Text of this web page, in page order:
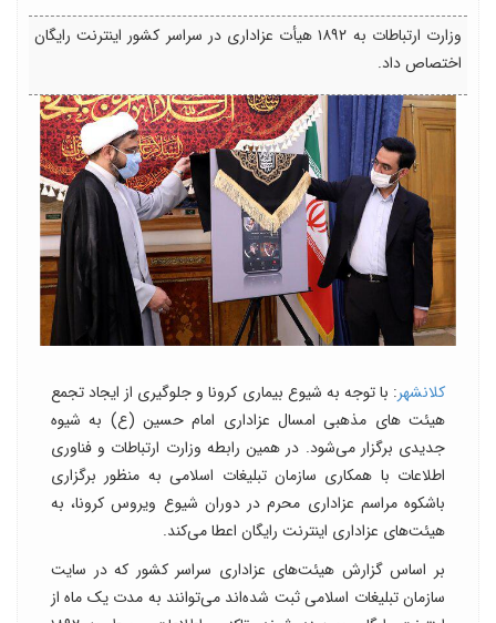
وزارت ارتباطات به ۱۸۹۲ هیأت عزاداری در سراسر کشور اینترنت رایگان
اختصاص داد.
کلانشهر: با توجه به شیوع بیماری کرونا و جلوگیری از ایجاد تجمع‌
هیئت های مذهبی امسال عزاداری امام حسین (ع) به شیوه
جدیدی برگزار می‌شود. در همین رابطه وزارت ارتباطات و فناوری
اطلاعات با همکاری سازمان تبلیغات اسلامی به منظور برگزاری
باشکوه مراسم عزاداری محرم در دوران شیوع ویروس کرونا، به
هیئت‌های عزاداری اینترنت رایگان اعطا می‌کند.
بر اساس گزارش هیئت‌های عزاداری سراسر کشور که در سایت
سازمان تبلیغات اسلامی ثبت شده‌اند می‌توانند به مدت یک ماه از